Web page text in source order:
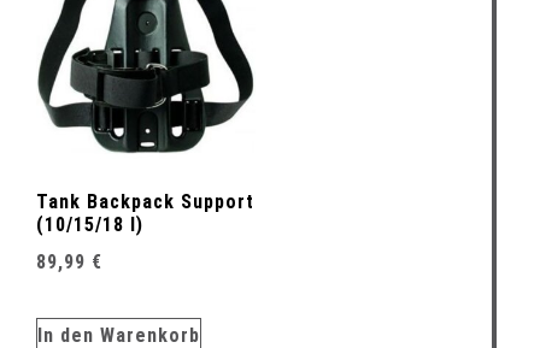
Tank Backpack Support
(10/15/18 l)
89,99 €
In den Warenkorb